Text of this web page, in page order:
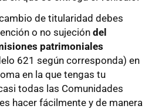
de titularidad debes
o no sujeción del
patrimoniales
621 según corresponda) en
en la que tengas tu
todas las Comunidades
hacer fácilmente y de manera